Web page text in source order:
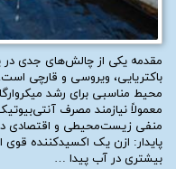
مقدمه یکی از چالش‌های جدی در
باکتریایی، ویروسی و قارچی است.
محیط مناسبی برای رشد
معمولاً نیازمند مصرف
منفی زیست‌محیطی و اقتصادی
پایدار: ازن یک اکسیدکننده قوی
بیشتری در آب پیدا …